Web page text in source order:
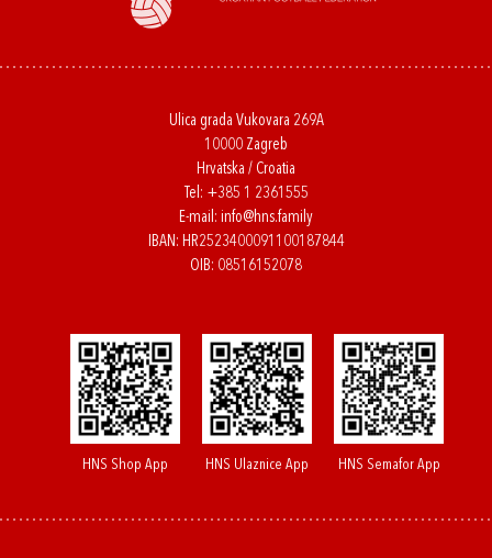
Ulica grada Vukovara 269A
10000 Zagreb
Hrvatska / Croatia
Tel: +385 1 2361555
E-mail: info@hns.family
IBAN: HR2523400091100187844
OIB: 08516152078
HNS Shop App HNS Ulaznice App HNS Semafor App